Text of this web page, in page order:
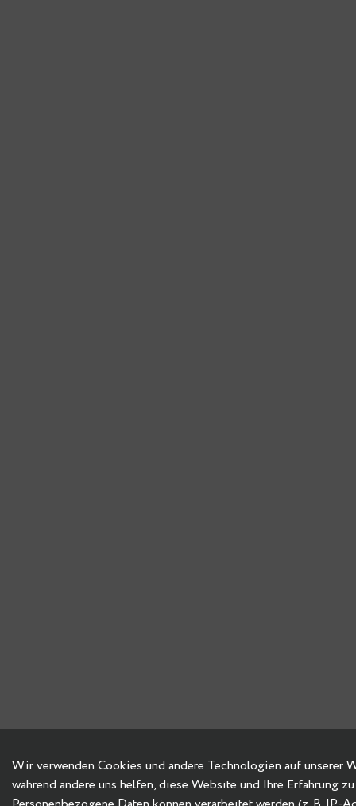
Wir verwenden Cookies und andere Technologien auf unserer
während andere uns helfen, diese Website und Ihre Erfahrung